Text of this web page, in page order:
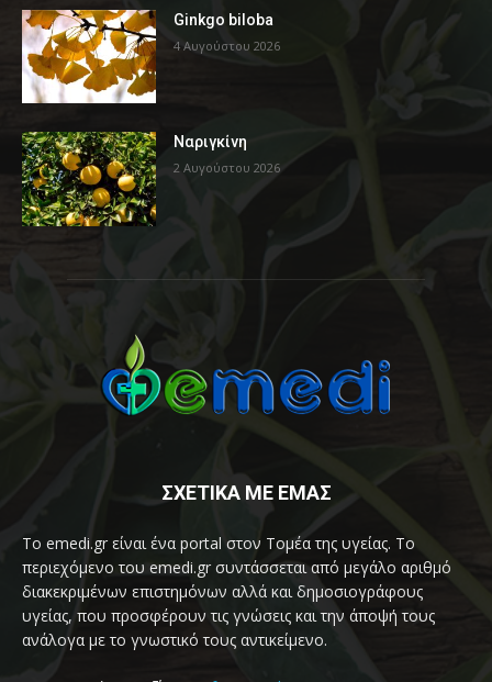
Ginkgo biloba
4 Αυγούστου 2026
Ναριγκίνη
2 Αυγούστου 2026
ΣΧΕΤΙΚΑ ΜΕ ΕΜΑΣ
Το emedi.gr είναι ένα portal στον Τομέα της υγείας. Το
περιεχόμενο του emedi.gr συντάσσεται από μεγάλο αριθμό
διακεκριμένων επιστημόνων αλλά και δημοσιογράφους
υγείας, που προσφέρουν τις γνώσεις και την άποψή τους
ανάλογα με το γνωστικό τους αντικείμενο.